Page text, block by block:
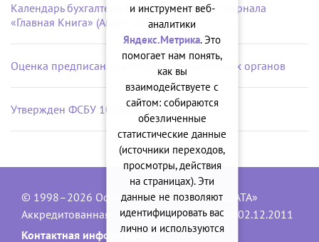
Календарь бухгалтера на рабочий стол от журнала
«Главная Книга» (Август 2026 г.)
Оценка предписаний контрольно-надзорных органов
Утвержден ФСБУ 10/2026 «Расходы»
© 1998–2026 Официальный сайт ООО «ДАТА»
Аккредитованная IT-компания, № 1840 от 02.12.2011
Контактная информация:
и инструмент веб-
аналитики
Яндекс.Метрика. Это
помогает нам понять,
как вы
взаимодействуете с
сайтом: собираются
обезличенные
статистические данные
(источники переходов,
просмотры, действия
на страницах). Эти
данные не позволяют
идентифицировать вас
лично и используются